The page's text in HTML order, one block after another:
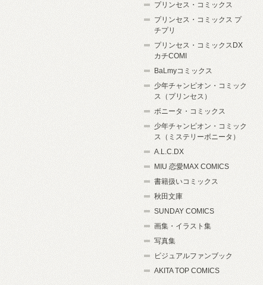
プリンセス・コミックス
プリンセス・コミックス プ
チプリ
プリンセス・コミックスDX
カチCOMI
BaLmyコミックス
少年チャンピオン・コミック
ス（プリンセス）
ボニータ・コミックス
少年チャンピオン・コミック
ス（ミステリーボニータ）
A.L.C.DX
MIU 恋愛MAX COMICS
書籍扱いコミックス
秋田文庫
SUNDAY COMICS
画集・イラスト集
写真集
ビジュアルファンブック
AKITA TOP COMICS